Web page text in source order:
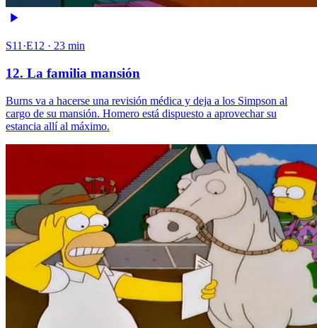
S11·E12 · 23 min
12. La familia mansión
Burns va a hacerse una revisión médica y deja a los Simpson al
cargo de su mansión. Homero está dispuesto a aprovechar su
estancia allí al máximo.